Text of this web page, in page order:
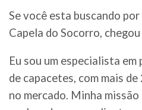
Se você esta buscando
Capela do Socorro,
Eu sou um especialista
de capacetes, com mais
no mercado. Minha